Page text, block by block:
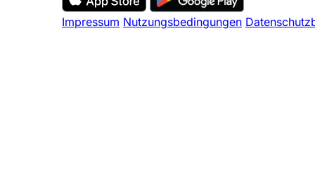
Impressum Nutzungsbedingungen